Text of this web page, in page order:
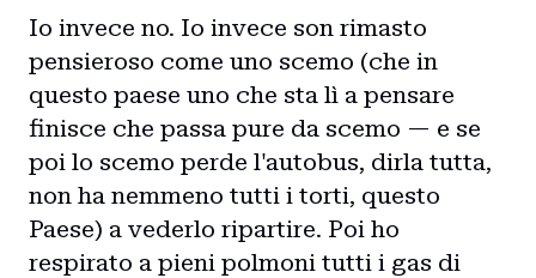
Io invece no. Io invece son rimasto
pensieroso come uno scemo (che in
questo paese uno che sta lì a pensare
finisce che passa pure da scemo — e se
poi lo scemo perde l'autobus, dirla tutta,
non ha nemmeno tutti i torti, questo
Paese) a vederlo ripartire. Poi ho
respirato a pieni polmoni tutti i gas di